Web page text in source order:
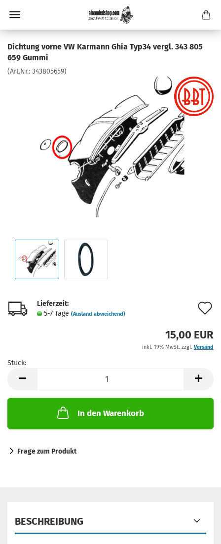
Dichtung vorne VW Karmann Ghia Typ34 vergl. 343 805
659 Gummi
(Art.Nr.: 343805659)
Lieferzeit:
5-7 Tage (Ausland abweichend)
15,00 EUR
inkl. 19% MwSt. zzgl. Versand
Stück:
In den Warenkorb
Frage zum Produkt
BESCHREIBUNG